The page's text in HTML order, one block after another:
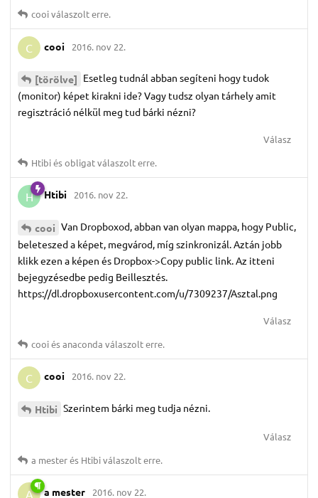
cooiválaszolt erre.
C cooi 2016. nov 22.
[törölve] Esetleg tudnál abban segíteni hogy tudok
(monitor) képet kirakni ide? Vagy tudsz olyan tárhely amit
regisztráció nélkül meg tud bárki nézni?
Válasz
Htibiésobligatválaszolt erre.
H Htibi 2016. nov 22.
cooi Van Dropboxod, abban van olyan mappa, hogy Public,
beleteszed a képet, megvárod, míg szinkronizál. Aztán jobb
klikk ezen a képen és Dropbox->Copy public link. Az itteni
bejegyzésedbe pedig Beillesztés.
https://dl.dropboxusercontent.com/u/7309237/Asztal.png
Válasz
cooiésanaconda válaszolt erre.
C cooi 2016. nov 22.
Htibi Szerintem bárki meg tudja nézni.
Válasz
a mesterés Htibiválaszolt erre.
A a mester 2016. nov 22.